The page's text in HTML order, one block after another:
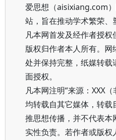
爱思想（aisixiang.com
站，旨在推动学术繁荣、
凡本网首发及经作者授权
版权归作者本人所有。网
处并保持完整，纸媒转载
面授权。
凡本网注明“来源：XXX
均转载自其它媒体，转载
推思想传播，并不代表
实性负责。若作者或版